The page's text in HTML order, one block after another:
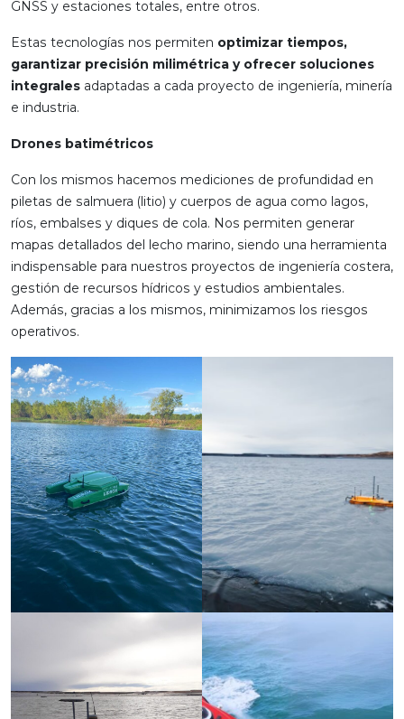
GNSS y estaciones totales, entre otros.
Estas tecnologías nos permiten optimizar tiempos,
garantizar precisión milimétrica y ofrecer soluciones
integrales adaptadas a cada proyecto de ingeniería, minería
e industria.
Drones batimétricos
Con los mismos hacemos mediciones de profundidad en
piletas de salmuera (litio) y cuerpos de agua como lagos,
ríos, embalses y diques de cola. Nos permiten generar
mapas detallados del lecho marino, siendo una herramienta
indispensable para nuestros proyectos de ingeniería costera,
gestión de recursos hídricos y estudios ambientales.
Además, gracias a los mismos, minimizamos los riesgos
operativos.